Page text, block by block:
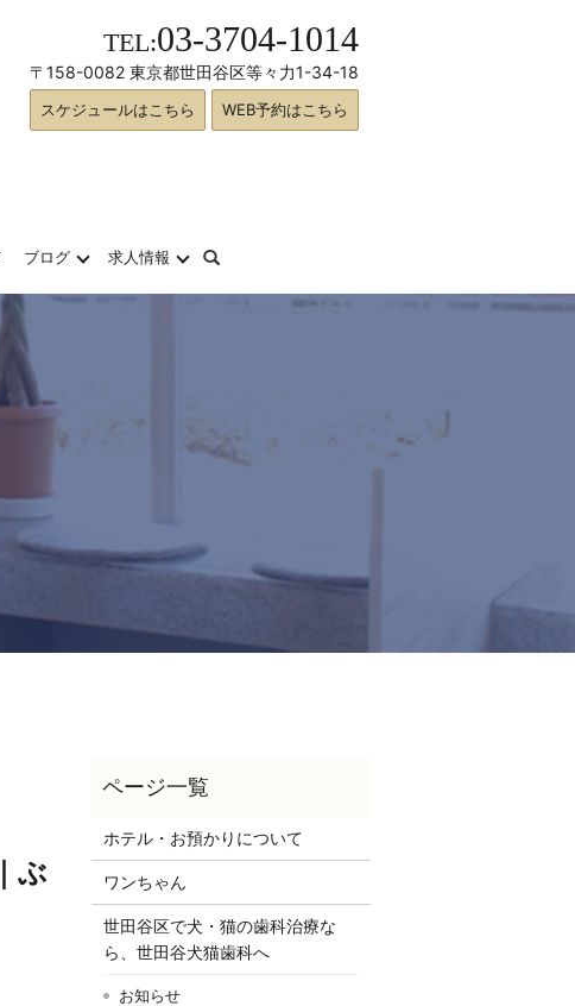
TEL:03-3704-1014
〒158-0082 東京都世田谷区等々力1-34-18
スケジュールはこちら WEB予約はこちら
ブログ 求人情報
ぶ
ホテル・お預かりについて
ワンちゃん
世田谷区で犬・猫の歯科治療な
ら、世田谷犬猫歯科へ
お知らせ